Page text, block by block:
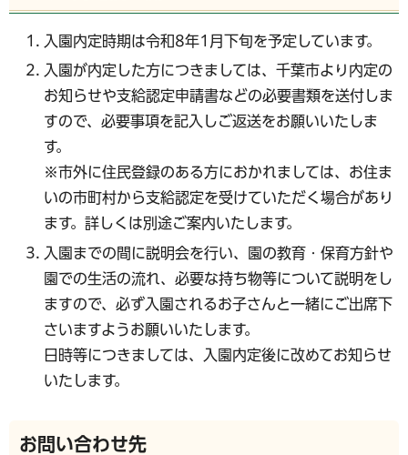
入園内定時期は令和8年1月下旬を予定しています。
入園が内定した方につきましては、千葉市より内定の
お知らせや支給認定申請書などの必要書類を送付しま
すので、必要事項を記入しご返送をお願いいたしま
す。
※市外に住民登録のある方におかれましては、お住ま
いの市町村から支給認定を受けていただく場合があり
ます。詳しくは別途ご案内いたします。
入園までの間に説明会を行い、園の教育・保育方針や
園での生活の流れ、必要な持ち物等について説明をし
ますので、必ず入園されるお子さんと一緒にご出席下
さいますようお願いいたします。
日時等につきましては、入園内定後に改めてお知らせ
いたします。
お問い合わせ先